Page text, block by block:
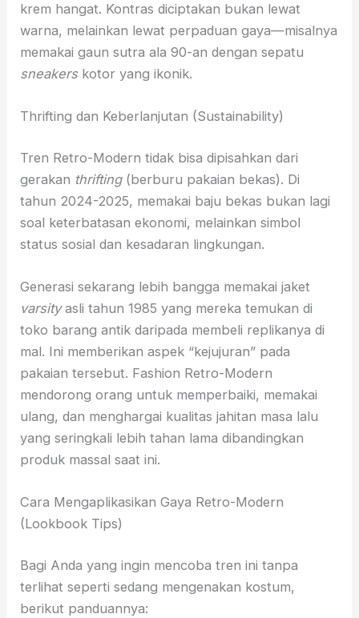
krem hangat. Kontras diciptakan bukan lewat
warna, melainkan lewat perpaduan gaya—misalnya
memakai gaun sutra ala 90-an dengan sepatu
sneakerskotor yang ikonik.
Thrifting dan Keberlanjutan (Sustainability)
Tren Retro-Modern tidak bisa dipisahkan dari
gerakan thrifting(berburu pakaian bekas). Di
tahun 2024-2025, memakai baju bekas bukan lagi
soal keterbatasan ekonomi, melainkan simbol
status sosial dan kesadaran lingkungan.
Generasi sekarang lebih bangga memakai jaket
varsityasli tahun 1985 yang mereka temukan di
toko barang antik daripada membeli replikanya di
mal. Ini memberikan aspek “kejujuran” pada
pakaian tersebut. Fashion Retro-Modern
mendorong orang untuk memperbaiki, memakai
ulang, dan menghargai kualitas jahitan masa lalu
yang seringkali lebih tahan lama dibandingkan
produk massal saat ini.
Cara Mengaplikasikan Gaya Retro-Modern
(Lookbook Tips)
Bagi Anda yang ingin mencoba tren ini tanpa
terlihat seperti sedang mengenakan kostum,
berikut panduannya: